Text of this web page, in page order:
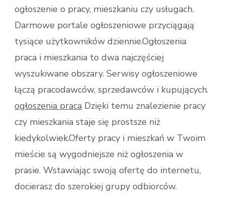
ogłoszenie o pracy, mieszkaniu czy usługach.
Darmowe portale ogłoszeniowe przyciągają
tysiące użytkowników dziennie.Ogłoszenia
praca i mieszkania to dwa najczęściej
wyszukiwane obszary. Serwisy ogłoszeniowe
łączą pracodawców, sprzedawców i kupujących.
ogłoszenia praca Dzięki temu znalezienie pracy
czy mieszkania staje się prostsze niż
kiedykolwiek.Oferty pracy i mieszkań w Twoim
mieście są wygodniejsze niż ogłoszenia w
prasie. Wstawiając swoją ofertę do internetu,
docierasz do szerokiej grupy odbiorców.